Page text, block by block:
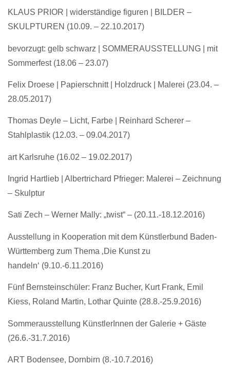
KLAUS PRIOR | widerständige figuren | BILDER –
SKULPTUREN (10.09. – 22.10.2017)
bevorzugt: gelb schwarz | SOMMERAUSSTELLUNG
| mit
Sommerfest (18.06 – 23.07)
Felix Droese | Papierschnitt | Holzdruck | Malerei (23.04. –
28.05.2017)
Thomas Deyle – Licht, Farbe | Reinhard Scherer –
Stahlplastik (12.03. – 09.04.2017)
art Karlsruhe (16.02 – 19.02.2017)
Ingrid Hartlieb | Albertrichard Pfrieger: Malerei – Zeichnung
– Skulptur
Sati Zech – Werner Mally: „twist“ – (20.11.-18.12.2016)
Ausstellung in Kooperation mit dem Künstlerbund Baden-
Württemberg zum Thema ‚Die Kunst zu
handeln‘ (9.10.-6.11.2016)
Fünf Bernsteinschüler: Franz Bucher, Kurt Frank, Emil
Kiess, Roland Martin, Lothar Quinte (28.8.-25.9.2016)
Sommerausstellung KünstlerInnen der Galerie + Gäste
(26.6.-31.7.2016)
ART Bodensee, Dornbirn (8.-10.7.2016)